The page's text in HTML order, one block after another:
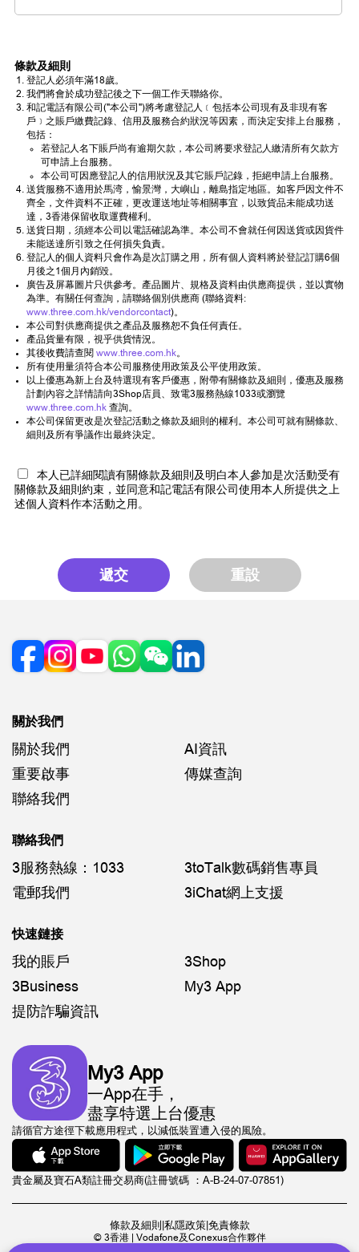
條款及細則
登記人必須年滿18歲。
我們將會於成功登記後之下一個工作天聯絡你。
和記電話有限公司("本公司")將考慮登記人﹝包括本公司現有及非現有客
戶﹞之賬戶繳費記錄、信用及服務合約狀況等因素，而決定安排上台服務，
包括：
若登記人名下賬戶尚有逾期欠款，本公司將要求登記人繳清所有欠款方
可申請上台服務。
本公司可因應登記人的信用狀況及其它賬戶記錄，拒絕申請上台服務。
送貨服務不適用於馬湾，愉景灣，大嶼山，離島指定地區。如客戶因文件不
齊全，文件資料不正確，更改運送地址等相關事宜，以致貨品未能成功送
達，3香港保留收取運費權利。
送貨日期，須經本公司以電話確認為準。本公司不會就任何因送貨或因貨件
未能送達所引致之任何損失負責。
登記人的個人資料只會作為是次訂購之用，所有個人資料將於登記訂購6個
月後之1個月內銷毀。
廣告及屏幕圖片只供參考。產品圖片、規格及資料由供應商提供，並以實物
為準。有關任何查詢，請聯絡個別供應商 (聯絡資料:
www.three.com.hk/vendorcontact)。
本公司對供應商提供之產品及服務恕不負任何責任。
產品貨量有限，視乎供貨情況。
其後收費請查閱 www.three.com.hk。
所有使用量須符合本公司服務使用政策及公平使用政策。
以上優惠為新上台及特選現有客戶優惠，附帶有關條款及細則，優惠及服務
計劃內容之詳情請向3Shop店員、致電3服務熱線1033或瀏覽
www.three.com.hk 查詢。
本公司保留更改是次登記活動之條款及細則的權利。本公司可就有關條款、
細則及所有爭議作出最終決定。
本人已詳細閱讀有關條款及細則及明白本人參加是次活動受有
關條款及細則約束，並同意和記電話有限公司使用本人所提供之上
述個人資料作本活動之用。
遞交 重設
關於我們
關於我們
AI資訊
重要啟事
傳媒查詢
聯絡我們
聯絡我們
3服務熱線：1033
3toTalk數碼銷售專員
電郵我們
3iChat網上支援
快速鏈接
我的賬戶
3Shop
3Business
My3 App
提防詐騙資訊
My3 App
一App在手，
盡享特選上台優惠
請循官方途徑下載應用程式，以減低裝置遭入侵的風險。
貴金屬及寶石A類註冊交易商(註冊號碼 ：A-B-24-07-07851)
條款及細則 私隱政策 免責條款
© 3香港 | Vodafone及Conexus合作夥伴